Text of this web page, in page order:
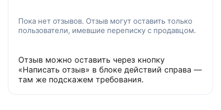
Пока нет отзывов. Отзыв могут оставить только
пользователи, имевшие переписку с продавцом.
Отзыв можно оставить через кнопку
«Написать отзыв» в блоке действий справа —
там же подскажем требования.